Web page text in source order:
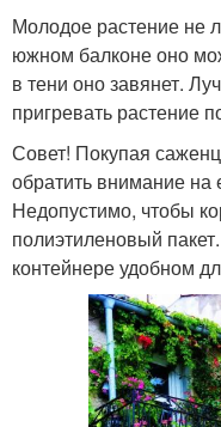
Молодое растение не
южном балконе оно
в тени оно завянет.
пригревать растение
Совет! Покупая
обратить внимание на
Недопустимо, чтобы
полиэтиленовый
контейнере удобном